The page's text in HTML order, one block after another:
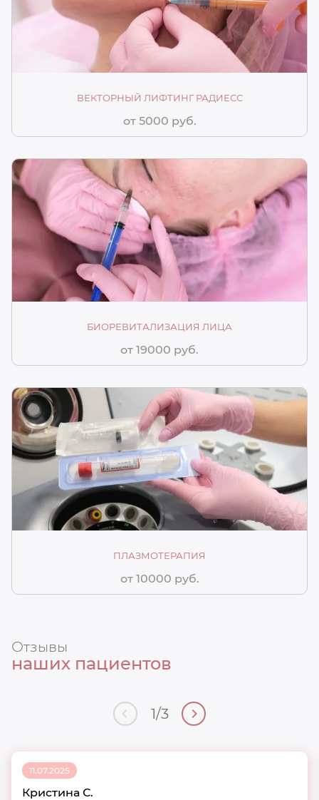
ВЕКТОРНЫЙ ЛИФТИНГ РАДИЕСС
от 5000 руб.
БИОРЕВИТАЛИЗАЦИЯ ЛИЦА
от 19000 руб.
ПЛАЗМОТЕРАПИЯ
от 10000 руб.
Отзывы
наших пациентов
1/3
11.07.2025
Кристина С.